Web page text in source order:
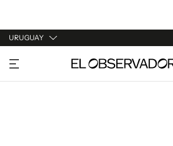
URUGUAY
URUGUAY
ARGENTINA